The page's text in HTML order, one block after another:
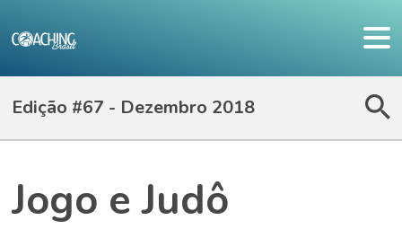
Edição #67 - Dezembro 2018
Jogo e Judô